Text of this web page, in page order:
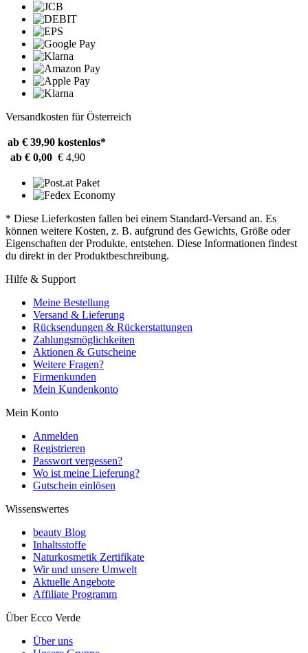
Versandkosten für Österreich
ab € 39,90 kostenlos*
ab € 0,00 € 4,90
* Diese Lieferkosten fallen bei einem Standard-Versand an. Es
können weitere Kosten, z. B. aufgrund des Gewichts, Größe oder
Eigenschaften der Produkte, entstehen. Diese Informationen findest
du direkt in der Produktbeschreibung.
Hilfe & Support
Meine Bestellung
Versand & Lieferung
Rücksendungen & Rückerstattungen
Zahlungsmöglichkeiten
Aktionen & Gutscheine
Weitere Fragen?
Firmenkunden
Mein Kundenkonto
Mein Konto
Anmelden
Registrieren
Passwort vergessen?
Wo ist meine Lieferung?
Gutschein einlösen
Wissenswertes
beauty Blog
Inhaltsstoffe
Naturkosmetik Zertifikate
Wir und unsere Umwelt
Aktuelle Angebote
Affiliate Programm
Über Ecco Verde
Über uns